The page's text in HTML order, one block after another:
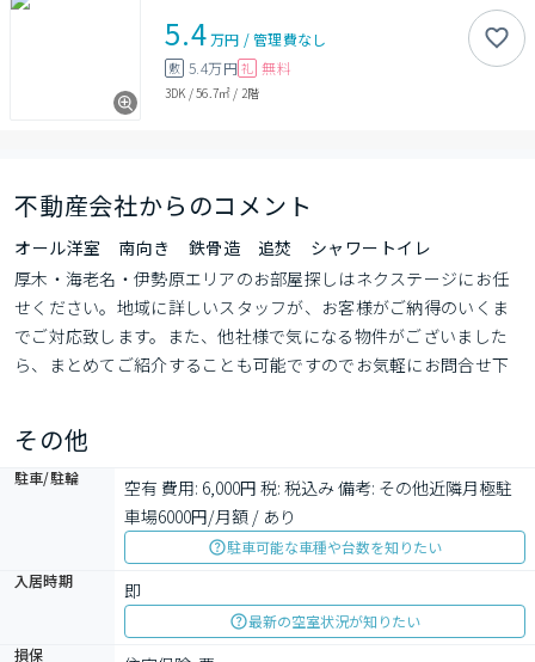
5.4万円 /管理費なし
敷 5.4万円 礼 無料
3DK /56.7㎡ / 2階
不動産会社からのコメント
オール洋室 南向き 鉄骨造 追焚 シャワートイレ
厚木・海老名・伊勢原エリアのお部屋探しはネクステージにお任
せください。地域に詳しいスタッフが、お客様がご納得のいくま
でご対応致します。また、他社様で気になる物件がございました
ら、まとめてご紹介することも可能ですのでお気軽にお問合せ下
その他
駐車/駐輪
空有 費用: 6,000円 税: 税込み 備考: その他近隣月極駐
車場6000円/月額 / あり
駐車可能な車種や台数を知りたい
入居時期
即
最新の空室状況が知りたい
損保